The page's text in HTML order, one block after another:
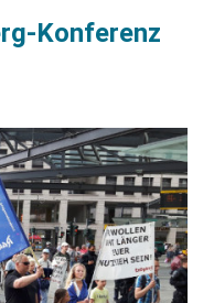
Konferenz